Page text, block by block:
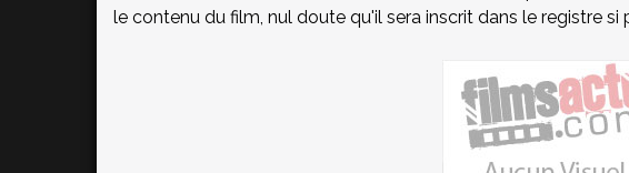
le contenu du film, nul doute qu'il sera inscrit dans le registre si